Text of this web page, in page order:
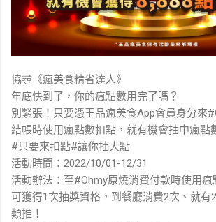
協尋《瘋美食精省達人》
年底快到了，你的瘋點數用完了嗎？
別緊張！只要憑王品瘋美食App會員身分來
結帳時使用瘋點數扣點，就有機會抽中瘋點
#只要來扣點#讓你抽大點
活動時間：2022/10/01-12/31
活動辦法：至#Ohmy原燒消費付款時使用
可獲得1次抽獎資格，到餐廳消費2次、就有
類推！